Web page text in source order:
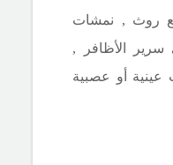
روث , نمشات
الأظافر ,
عينية أو عصبية